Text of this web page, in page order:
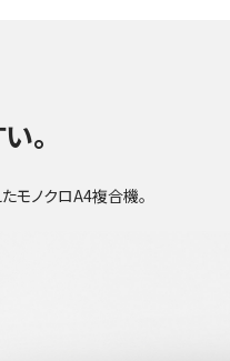
。
モノクロA4複合機。